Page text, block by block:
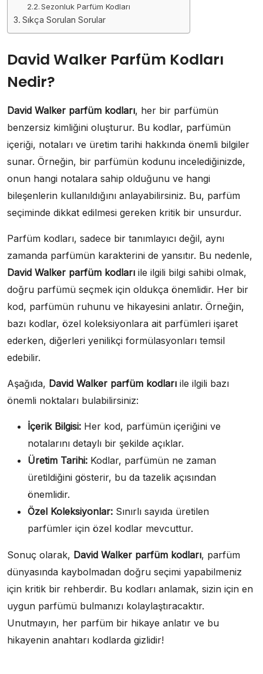
Sezonluk Parfüm Kodları
Sıkça Sorulan Sorular
David Walker Parfüm Kodları
Nedir?
David Walker parfüm kodları, her bir parfümün
benzersiz kimliğini oluşturur. Bu kodlar, parfümün
içeriği, notaları ve üretim tarihi hakkında önemli bilgiler
sunar. Örneğin, bir parfümün kodunu incelediğinizde,
onun hangi notalara sahip olduğunu ve hangi
bileşenlerin kullanıldığını anlayabilirsiniz. Bu, parfüm
seçiminde dikkat edilmesi gereken kritik bir unsurdur.
Parfüm kodları, sadece bir tanımlayıcı değil, aynı
zamanda parfümün karakterini de yansıtır. Bu nedenle,
David Walker parfüm kodları ile ilgili bilgi sahibi olmak,
doğru parfümü seçmek için oldukça önemlidir. Her bir
kod, parfümün ruhunu ve hikayesini anlatır. Örneğin,
bazı kodlar, özel koleksiyonlara ait parfümleri işaret
ederken, diğerleri yenilikçi formülasyonları temsil
edebilir.
Aşağıda, David Walker parfüm kodları ile ilgili bazı
önemli noktaları bulabilirsiniz:
İçerik Bilgisi: Her kod, parfümün içeriğini ve
notalarını detaylı bir şekilde açıklar.
Üretim Tarihi: Kodlar, parfümün ne zaman
üretildiğini gösterir, bu da tazelik açısından
önemlidir.
Özel Koleksiyonlar: Sınırlı sayıda üretilen
parfümler için özel kodlar mevcuttur.
Sonuç olarak, David Walker parfüm kodları, parfüm
dünyasında kaybolmadan doğru seçimi yapabilmeniz
için kritik bir rehberdir. Bu kodları anlamak, sizin için en
uygun parfümü bulmanızı kolaylaştıracaktır.
Unutmayın, her parfüm bir hikaye anlatır ve bu
hikayenin anahtarı kodlarda gizlidir!